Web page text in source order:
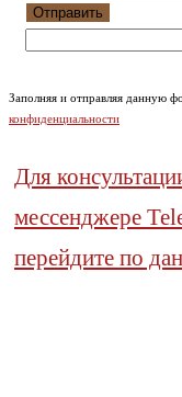
Отправить
Заполняя и отправляя данную
конфиденциальности
Для
мессенджере
перейдите по